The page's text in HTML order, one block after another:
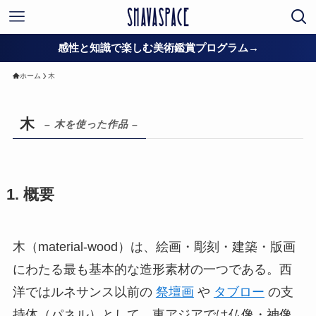
感性と知識で楽しむ美術鑑賞プログラム→
ホーム 木
木 – 木を使った作品 –
1. 概要
木（material-wood）は、絵画・彫刻・建築・版画
にわたる最も基本的な造形素材の一つである。西
洋ではルネサンス以前の 祭壇画 や タブロー の支